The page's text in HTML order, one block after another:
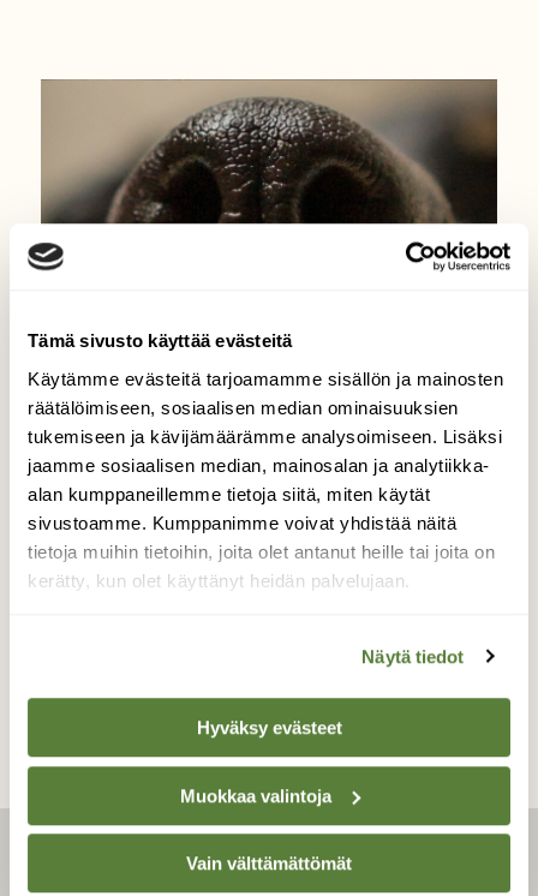
Tämä sivusto käyttää evästeitä
Käytämme evästeitä tarjoamamme sisällön ja mainosten
räätälöimiseen, sosiaalisen median ominaisuuksien
tukemiseen ja kävijämäärämme analysoimiseen. Lisäksi
jaamme sosiaalisen median, mainosalan ja analytiikka-
alan kumppaneillemme tietoja siitä, miten käytät
sivustoamme. Kumppanimme voivat yhdistää näitä
tietoja muihin tietoihin, joita olet antanut heille tai joita on
kerätty, kun olet käyttänyt heidän palvelujaan.
Näytä tiedot
Hyväksy evästeet
Muokkaa valintoja
Vain välttämättömät
Tilaajille | LUONNONSUOJELU
Tarkka vainu löytää liito-
oravan ja monta muuta –
koirissa on paljon potentiaalia
luonnonsuojelutyön avuksi
LEHTI